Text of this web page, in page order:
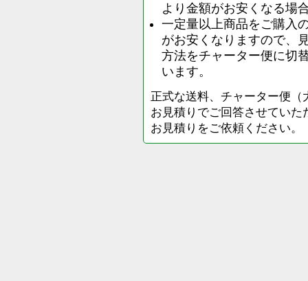
より金額がお安くなる場
一定量以上商品をご購入
がお安くなりますので、
方法をチャーター便に切
います。
正式な送料、チャーター便
お見積りでご回答させてい
お見積りをご依頼ください。